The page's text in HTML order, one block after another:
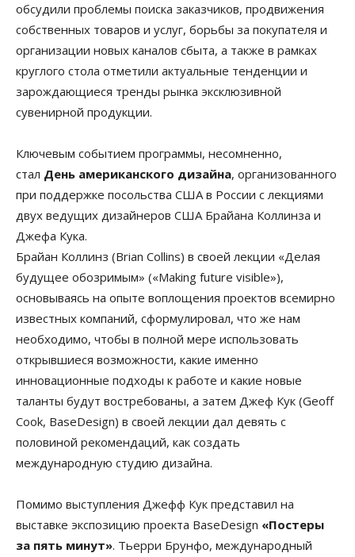
обсудили проблемы поиска заказчиков, продвижения
собственных товаров и услуг, борьбы за покупателя и
организации новых каналов сбыта, а также в рамках
круглого стола отметили актуальные тенденции и
зарождающиеся тренды рынка эксклюзивной
сувенирной продукции.
Ключевым событием программы, несомненно,
стал День американского дизайна, организованного
при поддержке посольства США в России с лекциями
двух ведущих дизайнеров США Брайана Коллинза и
Джефа Кука.
Брайан Коллинз (Brian Collins) в своей лекции «Делая
будущее обозримым» («Making future visible»),
основываясь на опыте воплощения проектов всемирно
известных компаний, сформулировал, что же нам
необходимо, чтобы в полной мере использовать
открывшиеся возможности, какие именно
инновационные подходы к работе и какие новые
таланты будут востребованы, а затем Джеф Кук (Geoff
Cook, BaseDesign) в своей лекции дал девять с
половиной рекомендаций, как создать
международную студию дизайна.
Помимо выступления Джефф Кук представил на
выставке экспозицию проекта BaseDesign «Постеры
за пять минут». Тьерри Брунфо, международный